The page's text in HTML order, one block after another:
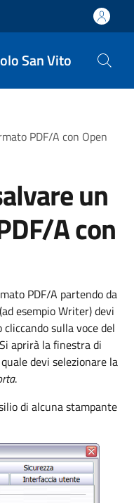
San Vito
PDF/A con Open
un
A con
PDF/A partendo da
esempio Writer) devi
sulla voce del
Si aprirà la finestra di
devi selezionare la
.
di alcuna stampante